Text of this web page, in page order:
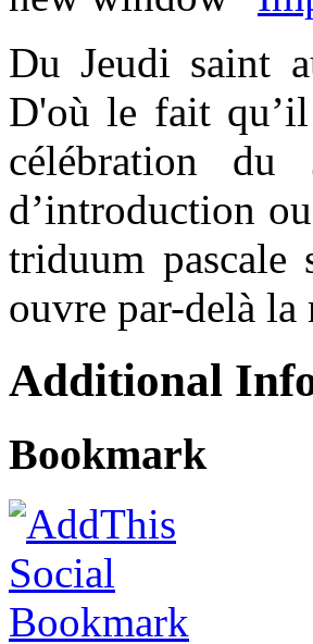
Du Jeudi saint
D'où le fait
célébration
d’introduction
triduum pascale
ouvre par-delà la
Additional
Bookmark